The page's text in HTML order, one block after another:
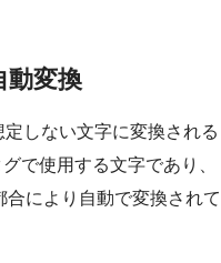
動変換
しない文字に変換される
で使用する文字であり、
により自動で変換されて